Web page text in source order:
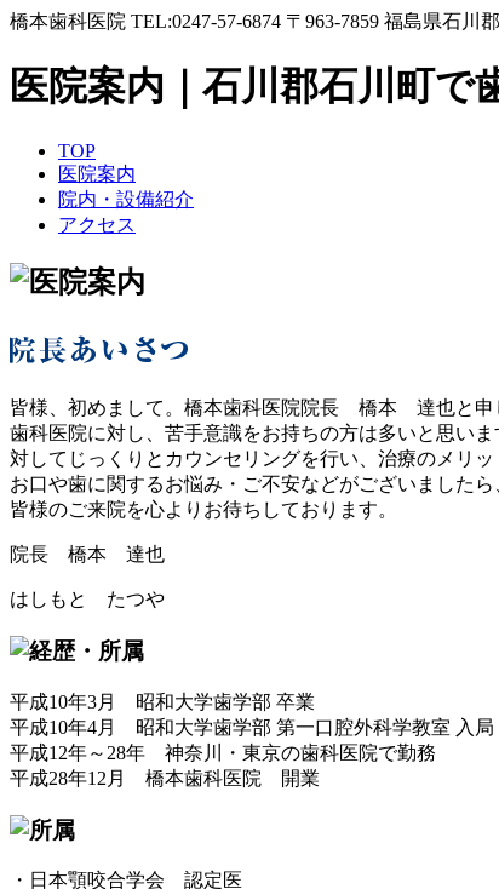
橋本歯科医院 TEL:0247-57-6874 〒963-7859 福島県石川
医院案内｜石川郡石川町
TOP
医院案内
院内・設備紹介
アクセス
皆様、初めまして。橋本歯科医院院長 橋本 達也と申
歯科医院に対し、苦手意識をお持ちの方は多いと思い
対してじっくりとカウンセリングを行い、治療のメリ
お口や歯に関するお悩み・ご不安などがございました
皆様のご来院を心よりお待ちしております。
院長 橋本 達也
はしもと たつや
平成10年3月 昭和大学歯学部 卒業
平成10年4月 昭和大学歯学部 第一口腔外科学教室 入局
平成12年～28年 神奈川・東京の歯科医院で勤務
平成28年12月 橋本歯科医院 開業
・日本顎咬合学会 認定医